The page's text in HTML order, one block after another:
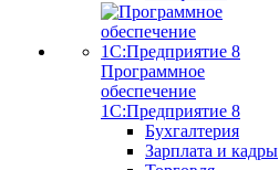
Программное
обеспечение
1С:Предприятие 8
Бухгалтерия
Зарплата и кадры